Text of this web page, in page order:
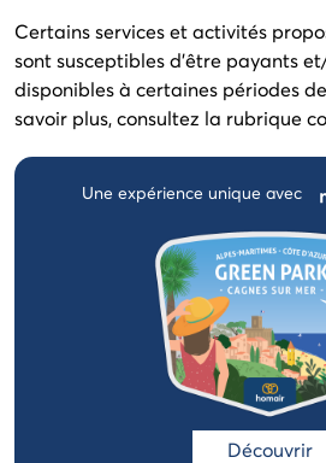
Certains services et activités
sont susceptibles d'être payants
disponibles à certaines périodes
savoir plus, consultez la rubrique
Une expérience unique avec
Découvrir